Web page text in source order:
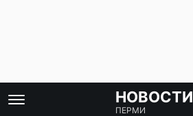
НОВОСТИ
ПЕРМИ